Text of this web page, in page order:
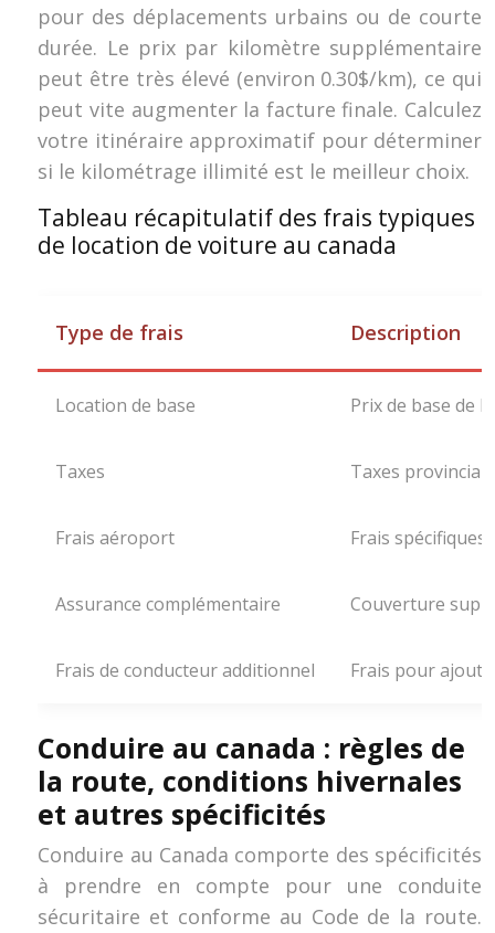
pour des déplacements urbains ou de courte
durée. Le prix par kilomètre supplémentaire
peut être très élevé (environ 0.30$/km), ce qui
peut vite augmenter la facture finale. Calculez
votre itinéraire approximatif pour déterminer
si le kilométrage illimité est le meilleur choix.
Tableau récapitulatif des frais typiques
de location de voiture au canada
Type de frais Description
Location de base Prix de base de
Taxes Taxes
Frais aéroport Frais
Assurance complémentaire Couverture
Frais de conducteur additionnel Frais pour
Conduire au canada : règles de
la route, conditions hivernales
et autres spécificités
Conduire au Canada comporte des spécificités
à prendre en compte pour une conduite
sécuritaire et conforme au Code de la route.